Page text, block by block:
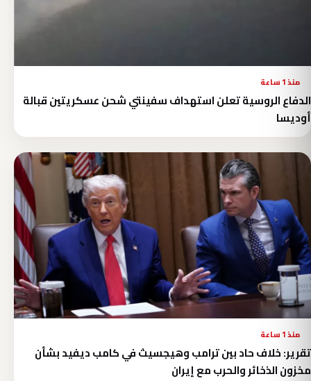
منذ 1 ساعة
الدفاع الروسية تعلن استهداف سفينتي شحن عسكريتين قبالة
أوديسا
منذ 1 ساعة
تقرير: خلاف حاد بين ترامب وهيجسيث في كامب ديفيد بشأن
مخزون الذخائر والحرب مع إيران